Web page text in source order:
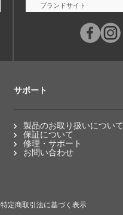
ブランドサイト
サポート
製品のお取り扱いについて
保証について
修理・サポート
お問い合わせ
特定商取引法に基づく表示